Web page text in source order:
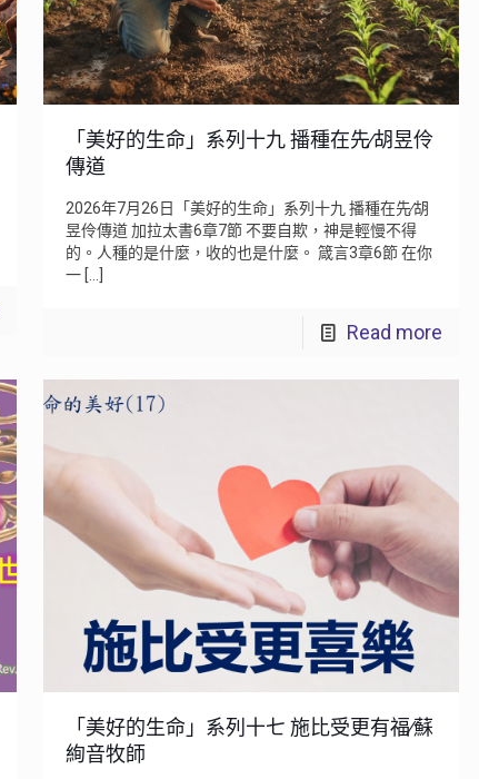
「美好的生命」系列十九 播種在先∕胡昱伶
傳道
2026年7月26日「美好的生命」系列十九 播種在先∕胡
昱伶傳道 加拉太書6章7節 不要自欺，神是輕慢不得
的。人種的是什麼，收的也是什麼。 箴言3章6節 在你
一[…]
Read more
「美好的生命」系列十七 施比受更有福∕蘇
絢音牧師